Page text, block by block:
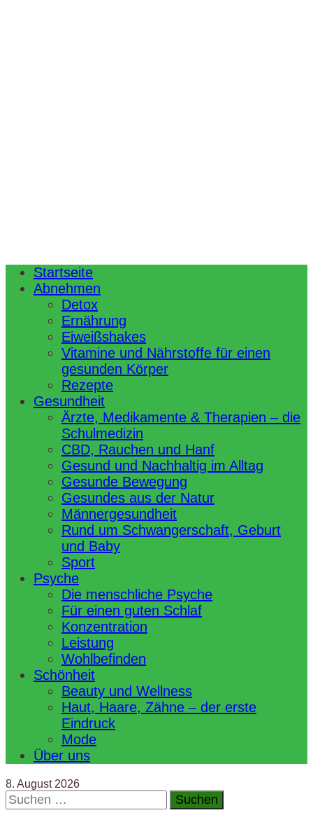
Startseite
Abnehmen
Detox
Ernährung
Eiweißshakes
Vitamine und Nährstoffe für einen
gesunden Körper
Rezepte
Gesundheit
Ärzte, Medikamente & Therapien – die
Schulmedizin
CBD, Rauchen und Hanf
Gesund und Nachhaltig im Alltag
Gesunde Bewegung
Gesundes aus der Natur
Männergesundheit
Rund um Schwangerschaft, Geburt
und Baby
Sport
Psyche
Die menschliche Psyche
Für einen guten Schlaf
Konzentration
Leistung
Wohlbefinden
Schönheit
Beauty und Wellness
Haut, Haare, Zähne – der erste
Eindruck
Mode
Über uns
8. August 2026
Suchen
nach: